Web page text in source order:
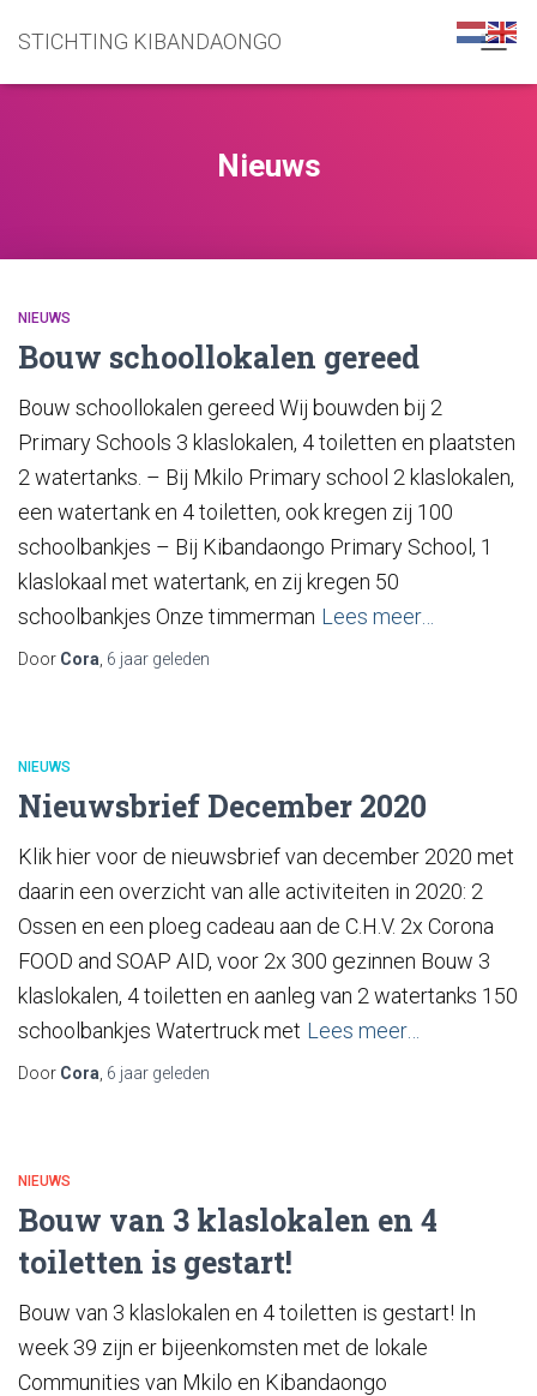
STICHTING KIBANDAONGO
Nieuws
NIEUWS
Bouw schoollokalen gereed
Bouw schoollokalen gereed Wij bouwden bij 2
Primary Schools 3 klaslokalen, 4 toiletten en plaatsten
2 watertanks. – Bij Mkilo Primary school 2 klaslokalen,
een watertank en 4 toiletten, ook kregen zij 100
schoolbankjes – Bij Kibandaongo Primary School, 1
klaslokaal met watertank, en zij kregen 50
schoolbankjes Onze timmerman Lees meer…
Door Cora 6 jaar geleden
NIEUWS
Nieuwsbrief December 2020
Klik hier voor de nieuwsbrief van december 2020 met
daarin een overzicht van alle activiteiten in 2020: 2
Ossen en een ploeg cadeau aan de C.H.V. 2x Corona
FOOD and SOAP AID, voor 2x 300 gezinnen Bouw 3
klaslokalen, 4 toiletten en aanleg van 2 watertanks 150
schoolbankjes Watertruck met Lees meer…
Door Cora 6 jaar geleden
NIEUWS
Bouw van 3 klaslokalen en 4
toiletten is gestart!
Bouw van 3 klaslokalen en 4 toiletten is gestart! In
week 39 zijn er bijeenkomsten met de lokale
Communities van Mkilo en Kibandaongo